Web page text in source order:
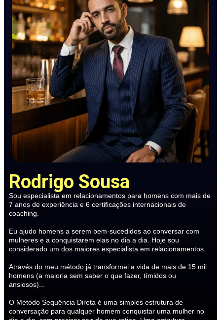
Rodrigo Sousa
Sou especialista em relacionamentos para homens com mais de
7 anos de experiência e 6 certificações internacionais de
coaching.
Eu ajudo homens a serem bem-sucedidos ao conversar com
mulheres e a conquistarem elas no dia a dia. Hoje sou
considerado um dos maiores especialista em relacionamentos.
Através do meu método já transformei a vida de mais de 15 mil
homens (a maioria sem saber o que fazer, tímidos ou
ansiosos)...
O Método Sequência Direta é uma simples estrutura de
conversação para qualquer homem conquistar uma mulher no